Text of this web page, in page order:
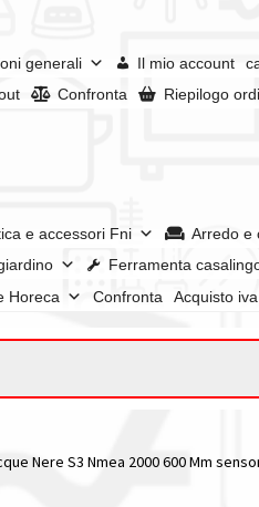
generali Il mio account
Confronta Riepilogo
e accessori Fni
Arredo e
Ferramenta
Horeca Confronta Acquisto
I nostri negoziRiepilogo
Il mio account
Nere S3 Nmea 2000 600 Mm